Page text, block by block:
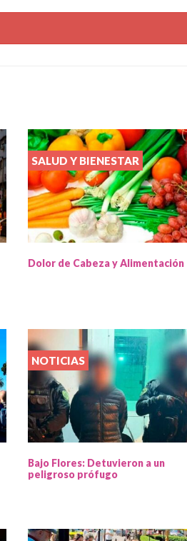
SALUD Y BIENESTAR
Dolor de Cabeza y Alimentación
NOTICIAS
Bajo Flores: Detuvieron a un
peligroso prófugo